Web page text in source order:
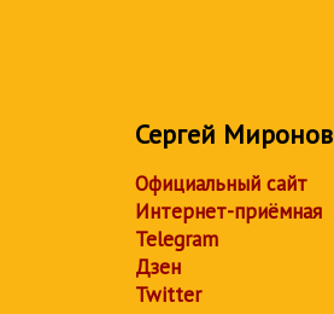
Сергей Миронов
Официальный сайт
Интернет-приёмная
Telegram
Дзен
Twitter